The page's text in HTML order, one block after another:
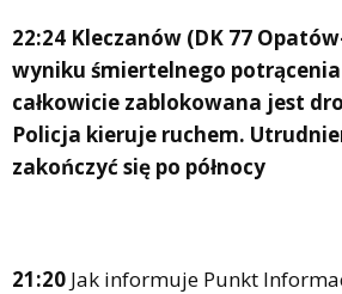
22:24 Kleczanów (DK 77
wyniku śmiertelnego potrącenia
całkowicie zablokowana jest
Policja kieruje ruchem.
zakończyć się po północy
21:20 Jak informuje Punkt